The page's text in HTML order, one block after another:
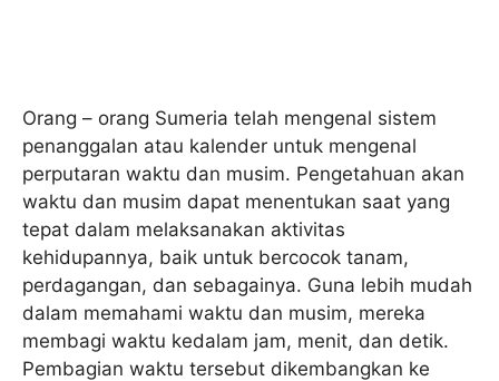
Orang – orang Sumeria telah mengenal sistem
penanggalan atau kalender untuk mengenal
perputaran waktu dan musim. Pengetahuan akan
waktu dan musim dapat menentukan saat yang
tepat dalam melaksanakan aktivitas
kehidupannya, baik untuk bercocok tanam,
perdagangan, dan sebagainya. Guna lebih mudah
dalam memahami waktu dan musim, mereka
membagi waktu kedalam jam, menit, dan detik.
Pembagian waktu tersebut dikembangkan ke